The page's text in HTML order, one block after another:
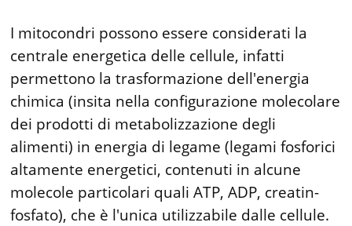
I mitocondri possono essere considerati la
centrale energetica delle cellule, infatti
permettono la trasformazione dell'energia
chimica (insita nella configurazione molecolare
dei prodotti di metabolizzazione degli
alimenti) in energia di legame (legami fosforici
altamente energetici, contenuti in alcune
molecole particolari quali ATP, ADP, creatin-
fosfato), che è l'unica utilizzabile dalle cellule.